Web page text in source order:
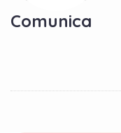
Comunica